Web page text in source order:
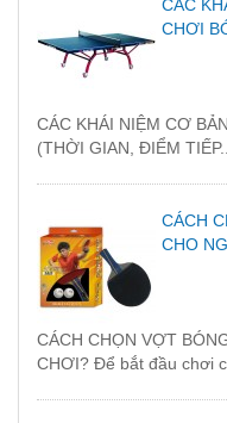
CÁC
CHƠI
CÁC KHÁI NIỆM CƠ
(THỜI GIAN, ĐIỂM TIẾP...
CÁCH
CHO
CÁCH CHỌN VỢT
CHƠI? Để bắt đầu chơi